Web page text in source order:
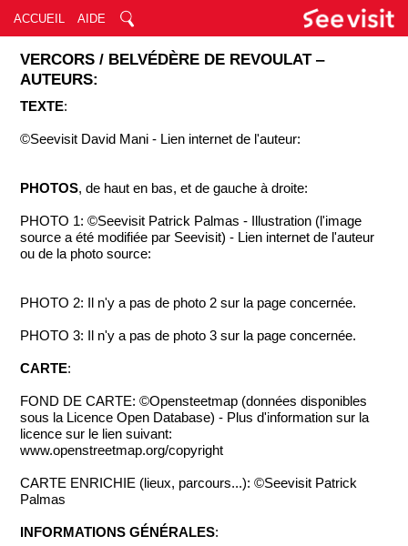
ACCUEIL AIDE
VERCORS / BELVÉDÈRE DE REVOULAT ‒
AUTEURS:
TEXTE:
©Seevisit David Mani - Lien internet de l'auteur:
PHOTOS, de haut en bas, et de gauche à droite:
PHOTO 1: ©Seevisit Patrick Palmas - Illustration (l'image
source a été modifiée par Seevisit) - Lien internet de l'auteur
ou de la photo source:
PHOTO 2: Il n'y a pas de photo 2 sur la page concernée.
PHOTO 3: Il n'y a pas de photo 3 sur la page concernée.
CARTE:
FOND DE CARTE: ©Opensteetmap (données disponibles
sous la Licence Open Database) - Plus d'information sur la
licence sur le lien suivant:
www.openstreetmap.org/copyright
CARTE ENRICHIE (lieux, parcours...): ©Seevisit Patrick
Palmas
INFORMATIONS GÉNÉRALES: